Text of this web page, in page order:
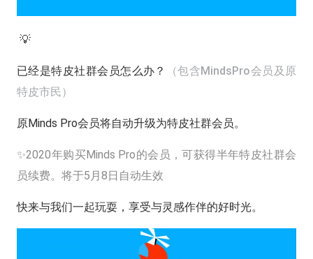
💡
已经是特皮社群会员怎么办？
（包含MindsPro会员及原
特皮市民）
原Minds Pro会员将自动升级为特皮社群会员。
✨2020年购买Minds Pro的会员，可获得半年特皮社群会
员续费。将于5月8日自动生效
快来与我们一起玩耍，享受与灵感作伴的好时光。